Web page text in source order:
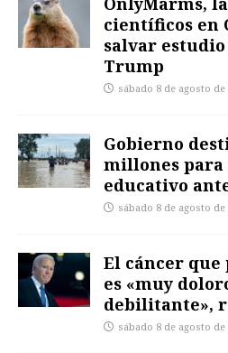
científicos en
salvar
Trump
sábado 8 de agosto de
Gobierno
millones
educativo
sábado 8 de agosto de
El cáncer que
es «muy
debilitante»,
sábado 8 de agosto de